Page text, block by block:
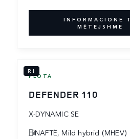
INFORMACIONE
MËTEJSHME
RI
FLOTA
DEFENDER 110
X-DYNAMIC SE
NAFTË, Mild hybrid (MHEV)